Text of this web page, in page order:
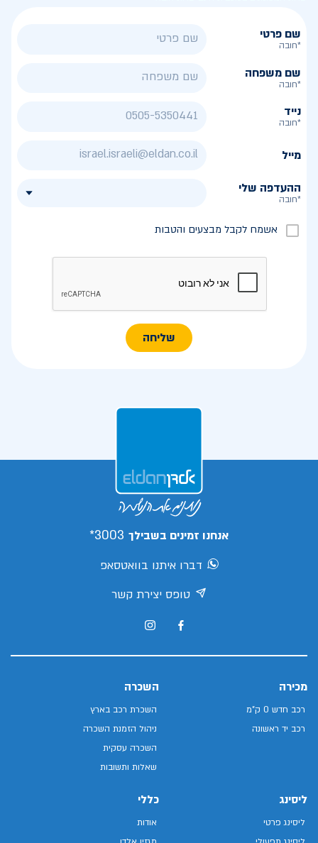
שם פרטי
*חובה
שם משפחה
*חובה
נייד
*חובה
מייל
ההעדפה שלי
*חובה
אשמח לקבל מבצעים והטבות
שליחה
אנחנו זמינים בשבילך 3003*
דברו איתנו בוואטסאפ
טופס יצירת קשר
מכירה
רכב חדש 0 ק"מ
רכב יד ראשונה
השכרה
השכרת רכב בארץ
ניהול הזמנת השכרה
השכרה עסקית
שאלות ותשובות
ליסינג
ליסינג פרטי
כללי
אודות